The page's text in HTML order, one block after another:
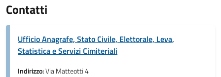
Contatti
Ufficio Anagrafe, Stato Civile, Elettorale, Leva,
Statistica e Servizi Cimiteriali
Indirizzo:Via Matteotti 4